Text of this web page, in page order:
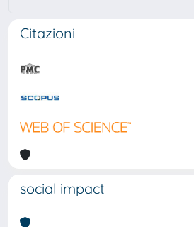
Citazioni
social impact